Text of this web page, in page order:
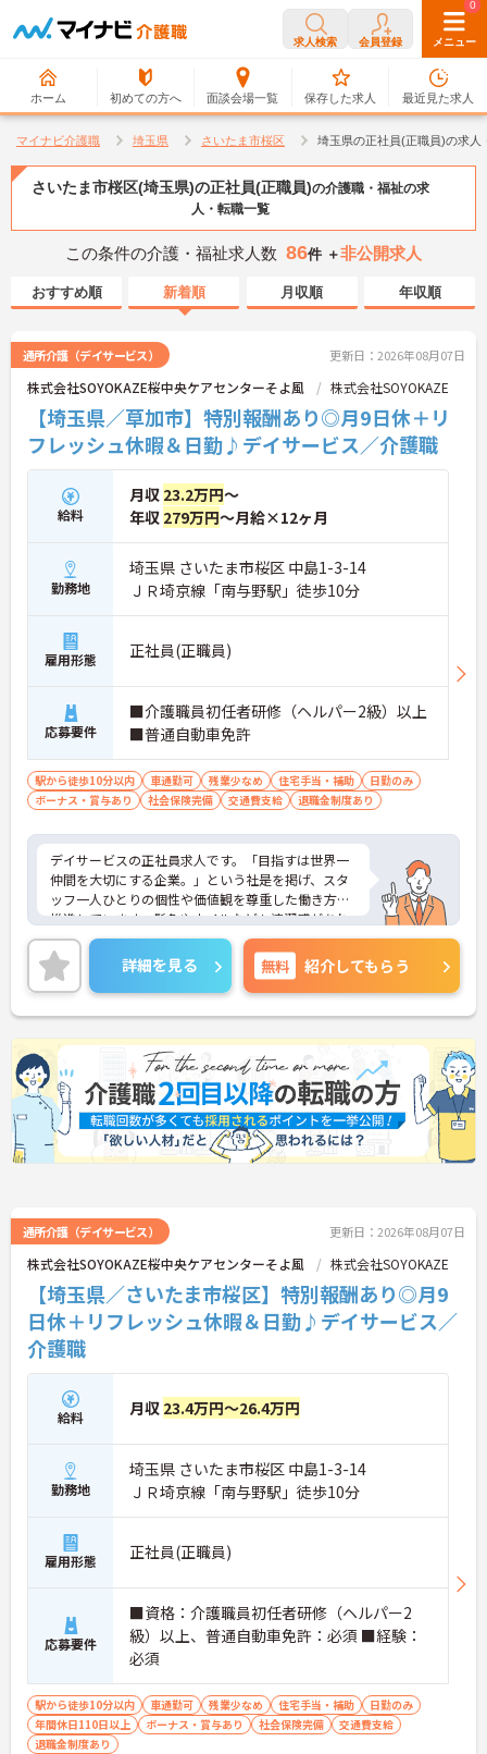
求人検索 会員登録 メニュー
ホーム 初めての方へ 面談会場一覧
0
保存した求人
0
最近見た求人
マイナビ介護職 埼玉県 さいたま市桜区 埼玉県の正社員(正職員)の求人
さいたま市桜区(埼玉県)の正社員(正職員)の介護職・福祉の求
人・転職一覧
この条件の介護・福祉求人数 86件 ＋非公開求人
おすすめ順 新着順 月収順 年収順
通所介護（デイサービス） 更新日：2026年08月07日
株式会社SOYOKAZE桜中央ケアセンターそよ風 株式会社SOYOKAZE
【埼玉県／草加市】特別報酬あり◎月9日休＋リ
フレッシュ休暇＆日勤♪デイサービス／介護職
給料
月収 23.2万円～
年収 279万円～月給×12ヶ月
勤務地
埼玉県 さいたま市桜区 中島1-3-14
ＪＲ埼京線「南与野駅」徒歩10分
雇用形態 正社員(正職員)
応募要件
■介護職員初任者研修（ヘルパー2級）以上
■普通自動車免許
駅から徒歩10分以内 車通勤可 残業少なめ 住宅手当・補助
日勤のみ
ボーナス・賞与あり
社会保険完備 交通費支給 退職金制度あり
デイサービスの正社員求人です。「目指すは世界一
仲間を大切にする企業。」という社是を掲げ、スタ
ッフ一人ひとりの個性や価値観を尊重した働き方を
推進しています。髪色やネイルなども清潔感があれ
ば原則自由となっており、自分らしいスタイルで無
理なく働くことが可能です。日々の頑張りやチーム
ワークは賞与とは別に支給される特別報酬としてし
っかり還元されるため、高いモチベーションを維持
しながら業務に取り組めます。残業は少なく、月9日
の公休に加えて年間17日のリフレッシュ休暇も用意
されており、プライベートの時間を大切にできる環
境です。定年65歳以降も再雇用制度により70歳まで
勤務可能であり、退職金制度も完備されているな
ど、長期的に安定したキャリアを築いていける職場
です。入社後はOJTによる丁寧なフォロー体制があ
り、資格取得支援制度も活用しながら更なるスキル
期待できます】
に評価されるため、目に見える形で還元されます。
・努力がダイレクトに評価へつながる制度により、
仕事へのモチベーションを高めながら働けます。
【チームでの情報共有が徹底されており、安心して
業務に取り組める体制です】
・毎朝スタッフ全員でミーティングを行い、お客様
の体調や業務連絡を細やかに共有する仕組みがあり
ます。
・多職種連携で職種を超えて相談しやすい雰囲気の
もと、困った時もすぐにお互いをフォローし合えま
す。
に安定して働ける環境です】
・残業は少なく、年間17日のリフレッシュ休暇も取
得できることで、心身の疲労をしっかり回復できま
・定年65歳以降も再雇用制度で70歳まで勤務可能で
あり、退職金制度も備わって無理なく長く続けられ
【一人ひとりの個性や希望を尊重し、自分らしくキ
ャリアを描ける職場です】
・時短勤務からフルタイム、さらには管理者へのス
詳細を見る 無料 紹介してもらう
通所介護（デイサービス） 更新日：2026年08月07日
株式会社SOYOKAZE桜中央ケアセンターそよ風 株式会社SOYOKAZE
【埼玉県／さいたま市桜区】特別報酬あり◎月9
日休＋リフレッシュ休暇＆日勤♪デイサービス／
介護職
給料 月収 23.4万円～26.4万円
勤務地
埼玉県 さいたま市桜区 中島1-3-14
ＪＲ埼京線「南与野駅」徒歩10分
雇用形態 正社員(正職員)
応募要件
■資格：介護職員初任者研修（ヘルパー2
級）以上、普通自動車免許：必須 ■経験：
必須
駅から徒歩10分以内 車通勤可 残業少なめ 住宅手当・補助
日勤のみ
年間休日110日以上
ボーナス・賞与あり 社会保険完備
交通費支給
退職金制度あり